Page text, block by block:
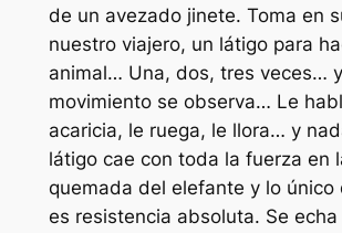
de un avezado jinete. Toma en
nuestro viajero, un látigo para
animal… Una, dos, tres veces…
movimiento se observa… Le
acaricia, le ruega, le llora… y
látigo cae con toda la fuerza en
quemada del elefante y lo único
es resistencia absoluta. Se